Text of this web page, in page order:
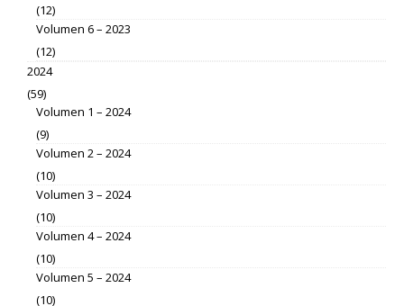
(12)
Volumen 6 – 2023
(12)
2024
(59)
Volumen 1 – 2024
(9)
Volumen 2 – 2024
(10)
Volumen 3 – 2024
(10)
Volumen 4 – 2024
(10)
Volumen 5 – 2024
(10)